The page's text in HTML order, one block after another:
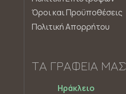
Όροι και Προϋποθέσεις
Πολιτική Απορρήτου
ΤΑ ΓΡΑΦΕΊΑ ΜΑΣ
Ηράκλειο